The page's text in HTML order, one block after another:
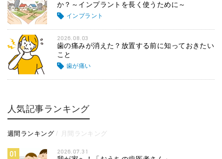
か？～インプラントを長く使うために～
インプラント
2026.08.03
歯の痛みが消えた？放置する前に知っておきたい
こと
歯が痛い
人気記事ランキング
週間ランキング 月間ランキング
01 2026.07.31